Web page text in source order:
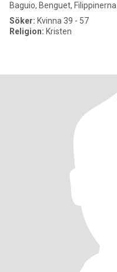
Baguio, Benguet, Filippinerna
Söker: Kvinna 39 - 57
Religion: Kristen